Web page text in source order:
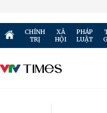
CHÍNH
TRỊ
XÃ
HỘI
PHÁP
LUẬT